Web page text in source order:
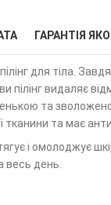
ГАРАНТІЯ
для тіла.
видаляє
та
та має
і омолоджує
весь день.